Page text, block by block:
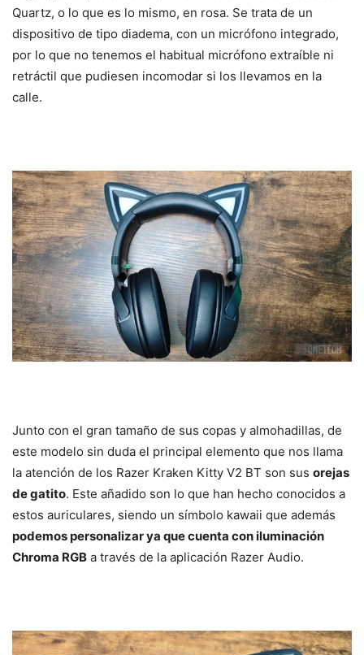
Quartz, o lo que es lo mismo, en rosa. Se trata de un
dispositivo de tipo diadema, con un micrófono integrado,
por lo que no tenemos el habitual micrófono extraíble ni
retráctil que pudiesen incomodar si los llevamos en la
calle.
Junto con el gran tamaño de sus copas y almohadillas, de
este modelo sin duda el principal elemento que nos llama
la atención de los Razer Kraken Kitty V2 BT son sus orejas
de gatito. Este añadido son lo que han hecho conocidos a
estos auriculares, siendo un símbolo kawaii que además
podemos personalizar ya que cuenta con iluminación
Chroma RGB a través de la aplicación Razer Audio.